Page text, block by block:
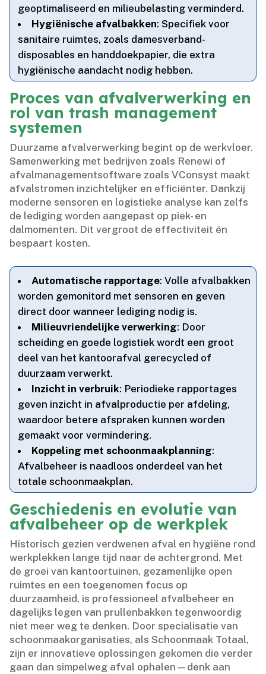
geoptimaliseerd en milieubelasting verminderd.​
Hygiënische afvalbakken: Specifiek voor
sanitaire ruimtes, zoals damesverband-
disposables en handdoekpapier, die extra
hygiënische aandacht nodig hebben.​
Proces van afvalverwerking en
rol van trash management
systemen
Duurzame afvalverwerking begint op de werkvloer.​
Samenwerking met bedrijven zoals Renewi of
afvalmanagementsoftware zoals VConsyst maakt
afvalstromen inzichtelijker en efficiënter.​ Dankzij
moderne sensoren en logistieke analyse kan zelfs
de lediging worden aangepast op piek- en
dalmomenten.​ Dit vergroot de effectiviteit én
bespaart kosten.​
Automatische rapportage: Volle afvalbakken
worden gemonitord met sensoren en geven
direct door wanneer lediging nodig is.​
Milieuvriendelijke verwerking: Door
scheiding en goede logistiek wordt een groot
deel van het kantoorafval gerecycled of
duurzaam verwerkt.​
Inzicht in verbruik: Periodieke rapportages
geven inzicht in afvalproductie per afdeling,
waardoor betere afspraken kunnen worden
gemaakt voor vermindering.​
Koppeling met schoonmaakplanning:
Afvalbeheer is naadloos onderdeel van het
totale schoonmaakplan.​
Geschiedenis en evolutie van
afvalbeheer op de werkplek
Historisch gezien verdwenen afval en hygiëne rond
werkplekken lange tijd naar de achtergrond.​ Met
de groei van kantoortuinen, gezamenlijke open
ruimtes en een toegenomen focus op
duurzaamheid, is professioneel afvalbeheer en
dagelijks legen van prullenbakken tegenwoordig
niet meer weg te denken.​ Door specialisatie van
schoonmaakorganisaties, als Schoonmaak Totaal,
zijn er innovatieve oplossingen gekomen die verder
gaan dan simpelweg afval ophalen—denk aan